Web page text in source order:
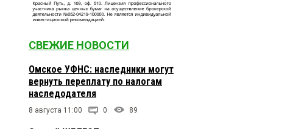
СВЕЖИЕ НОВОСТИ
Омское УФНС: наследники могут
вернуть переплату по налогам
наследодателя
8 августа 11:00 0 89